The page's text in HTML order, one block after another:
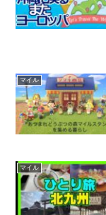
マイル
マイル